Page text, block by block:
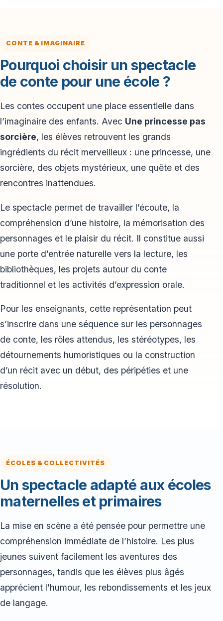
CONTE & IMAGINAIRE
Pourquoi choisir un spectacle
de conte pour une école ?
Les contes occupent une place essentielle dans
l’imaginaire des enfants. Avec Une princesse pas
sorcière, les élèves retrouvent les grands
ingrédients du récit merveilleux : une princesse, une
sorcière, des objets mystérieux, une quête et des
rencontres inattendues.
Le spectacle permet de travailler l’écoute, la
compréhension d’une histoire, la mémorisation des
personnages et le plaisir du récit. Il constitue aussi
une porte d’entrée naturelle vers la lecture, les
bibliothèques, les projets autour du conte
traditionnel et les activités d’expression orale.
Pour les enseignants, cette représentation peut
s’inscrire dans une séquence sur les personnages
de conte, les rôles attendus, les stéréotypes, les
détournements humoristiques ou la construction
d’un récit avec un début, des péripéties et une
résolution.
ÉCOLES & COLLECTIVITÉS
Un spectacle adapté aux écoles
maternelles et primaires
La mise en scène a été pensée pour permettre une
compréhension immédiate de l’histoire. Les plus
jeunes suivent facilement les aventures des
personnages, tandis que les élèves plus âgés
apprécient l’humour, les rebondissements et les jeux
de langage.